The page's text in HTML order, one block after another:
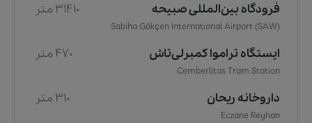
فرودگاه بین‌المللی صبیحه 31410 متر
Sabiha Gökçen International Airport (SAW)
ایستگاه تراموا کمبرلی‌تاش 470 متر
Cemberlitas Tram Station
داروخانه ریحان 310 متر
Eczane Reyhan